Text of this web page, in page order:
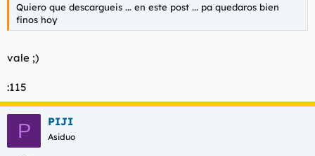
Quiero que descargueis ... en este post ... pa quedaros bien
finos hoy
vale ;)
:115
P PIJI
Asiduo